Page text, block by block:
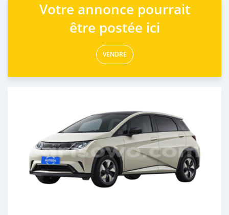
Votre annonce pourrait
être postée ici
VENDRE